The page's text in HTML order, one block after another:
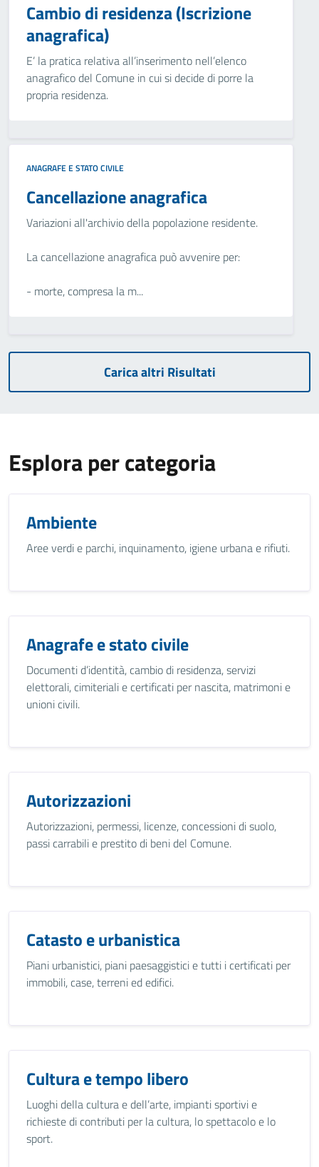
Cambio di residenza (Iscrizione
anagrafica)
E’ la pratica relativa all’inserimento nell’elenco
anagrafico del Comune in cui si decide di porre la
propria residenza.
ANAGRAFE E STATO CIVILE
Cancellazione anagrafica
Variazioni all'archivio della popolazione residente.
La cancellazione anagrafica può avvenire per:
- morte, compresa la m...
Carica altri Risultati
Esplora per categoria
Ambiente
Aree verdi e parchi, inquinamento, igiene urbana e rifiuti.
Anagrafe e stato civile
Documenti d’identità, cambio di residenza, servizi
elettorali, cimiteriali e certificati per nascita, matrimoni e
unioni civili.
Autorizzazioni
Autorizzazioni, permessi, licenze, concessioni di suolo,
passi carrabili e prestito di beni del Comune.
Catasto e urbanistica
Piani urbanistici, piani paesaggistici e tutti i certificati per
immobili, case, terreni ed edifici.
Cultura e tempo libero
Luoghi della cultura e dell’arte, impianti sportivi e
richieste di contributi per la cultura, lo spettacolo e lo
sport.